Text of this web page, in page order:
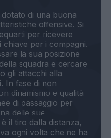
di una buona
offensive. Si
per ricevere
chiave per i compagni.
la sua posizione
squadra e cercare
gli attacchi alla
In fase di non
dinamismo e qualità
di passaggio per
delle sue
il tiro dalla distanza,
ogni volta che ne ha